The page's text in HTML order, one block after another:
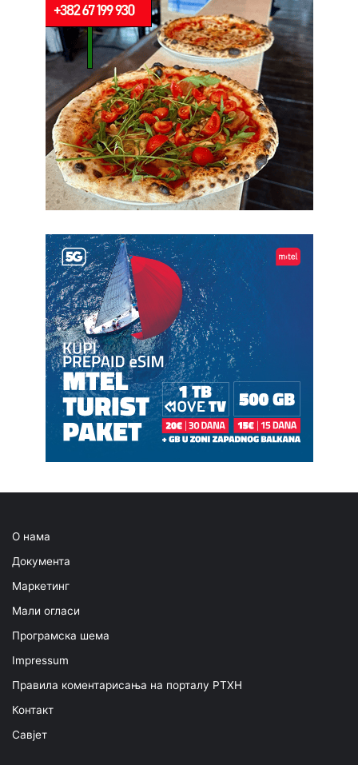
О нама
Документа
Маркетинг
Мали огласи
Програмска шема
Impressum
Правила коментарисања на порталу РТХН
Контакт
Савјет